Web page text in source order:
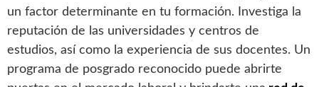
un factor determinante en tu formación. Investiga la
reputación de las universidades y centros de
estudios, así como la experiencia de sus docentes. Un
programa de posgrado reconocido puede abrirte